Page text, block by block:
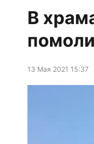
В
13 Мая 2021 15:37